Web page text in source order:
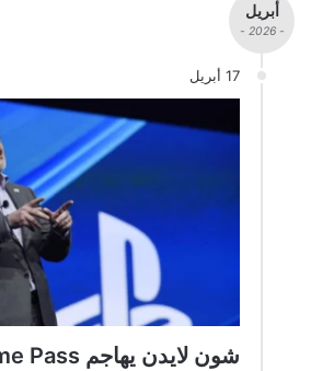
أبريل
- 2026 -
17 أبريل